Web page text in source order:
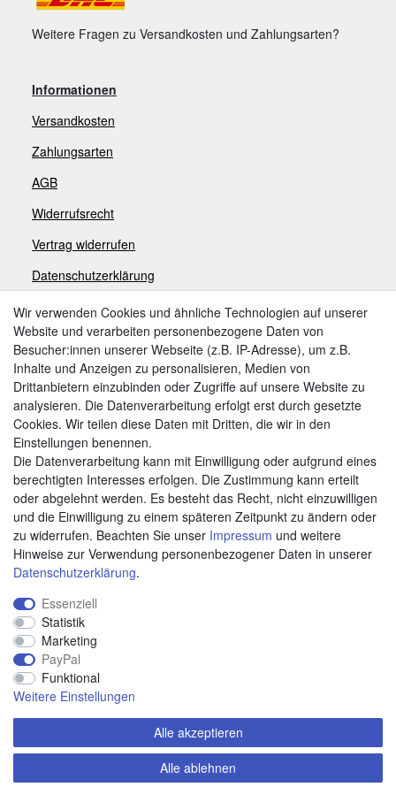
Weitere Fragen zu Versandkosten und Zahlungsarten?
Informationen
Versandkosten
Zahlungsarten
AGB
Widerrufsrecht
Vertrag widerrufen
Datenschutzerklärung
Impressum
Zahlungsarten
Weitere Zahlungsarten:
Kauf auf Rechnung
Vorkasse
Hier sind wir
© Copyright 2020 piccolino.de. Alle Rechte vorbehalten.
Wir verwenden Cookies und ähnliche Technologien auf unserer
Website und verarbeiten personenbezogene Daten von
Besucher:innen unserer Webseite (z.B. IP-Adresse), um z.B.
Inhalte und Anzeigen zu personalisieren, Medien von
Drittanbietern einzubinden oder Zugriffe auf unsere Website zu
analysieren. Die Datenverarbeitung erfolgt erst durch gesetzte
Cookies. Wir teilen diese Daten mit Dritten, die wir in den
Einstellungen benennen.
Die Datenverarbeitung kann mit Einwilligung oder aufgrund eines
berechtigten Interesses erfolgen. Die Zustimmung kann erteilt
oder abgelehnt werden. Es besteht das Recht, nicht einzuwilligen
und die Einwilligung zu einem späteren Zeitpunkt zu ändern oder
zu widerrufen. Beachten Sie unser Impressum und weitere
Hinweise zur Verwendung personenbezogener Daten in unserer
Daten­schutz­erklärung.
Essenziell
Statistik
Marketing
PayPal
Funktional
Weitere Einstellungen
Alle akzeptieren
Alle ablehnen